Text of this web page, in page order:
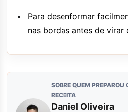
Para desenformar
nas bordas antes de virar
SOBRE QUEM PREPAROU
RECEITA
Daniel Oliveira